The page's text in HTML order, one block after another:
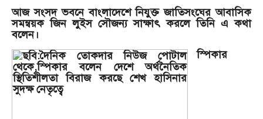
আজ সংসদ ভবনে বাংলাদেশে নিযুক্ত জাতিসংঘের আবাসিক
সমন্বয়ক জিন লুইস সৌজন্য সাক্ষাৎ করলে তিনি এ কথা
বলেন।
স্পিকার